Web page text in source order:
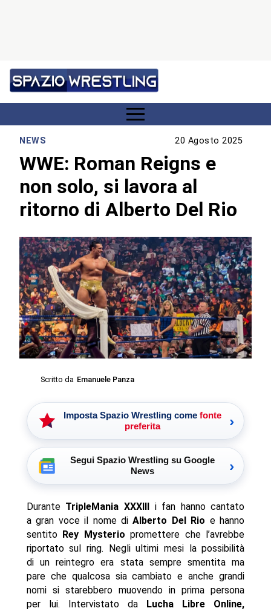
NEWS 20 Agosto 2025
WWE: Roman Reigns e
non solo, si lavora al
ritorno di Alberto Del Rio
Scritto da Emanuele Panza
Imposta Spazio Wrestling come fonte
preferita
›
Segui Spazio Wrestling su Google
News
›
Durante TripleMania XXXIII
i fan hanno cantato
a gran voce il nome diAlberto Del Rio e hanno
sentito Rey Mysterio promettere che l’avrebbe
riportato sul ring. Negli ultimi mesi la possibilità
di un reintegro era stata sempre smentita ma
pare che qualcosa sia cambiato e anche grandi
nomi si starebbero muovendo in prima persona
per lui. Intervistato da
Lucha Libre Online,